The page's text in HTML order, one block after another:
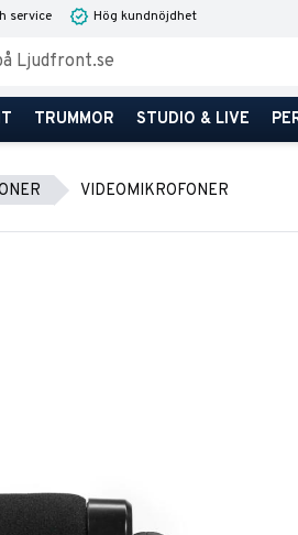
service Hög kundnöjdhet
TRUMMOR STUDIO & LIVE
VIDEOMIKROFONER